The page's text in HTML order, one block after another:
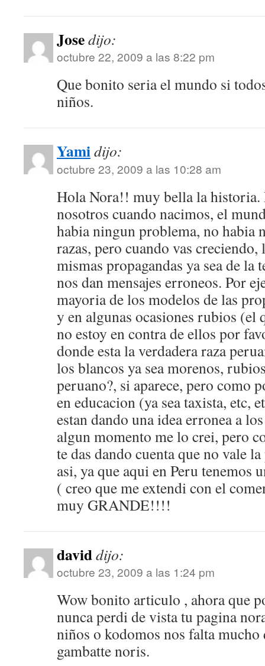
Josedijo:
octubre 22, 2009 a las 8:22 pm
Que bonito seria el mundo si
niños.
Yamidijo:
octubre 23, 2009 a las 10:28 am
Hola Nora!! muy bella la
nosotros cuando nacimos, el
habia ningun problema, no habia
razas, pero cuando vas
mismas propagandas ya sea de la
nos dan mensajes erroneos. Por
mayoria de los modelos de las
y en algunas ocasiones rubios (el
no estoy en contra de ellos por
donde esta la verdadera raza
los blancos ya sea morenos,
peruano?, si aparece, pero como
en educacion (ya sea taxista, etc,
estan dando una idea erronea a
algun momento me lo crei, pero
te das dando cuenta que no vale
asi, ya que aqui en Peru tenemos
( creo que me extendi con el
muy GRANDE!!!!
daviddijo:
octubre 23, 2009 a las 1:24 pm
Wow bonito articulo , ahora que
nunca perdi de vista tu pagina
niños o kodomos nos falta mucho
gambatte noris.